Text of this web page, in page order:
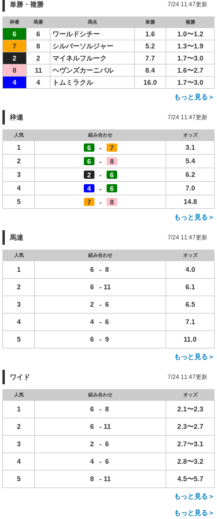
単勝・複勝 7/24 11:47更新
枠番 馬番 馬名 単勝 複勝
6 6 ワールドシチー 1.6
1.0〜1.2
7
8 シルバーソルジャー 5.2
1.3〜1.9
2
2 マイネルフルーク 7.7
1.7〜3.0
8
11 ヘヴンズカーニバル 8.4
1.6〜2.7
4
4 トムミラクル 16.0
1.7〜3.0
もっと見る＞
枠連 7/24 11:47更新
人気 組み合わせ オッズ
1 6 - 7
3.1
2
6 - 8
5.4
3
2 - 6
6.2
4
4 - 6
7.0
5
7 - 8
14.8
もっと見る＞
馬連 7/24 11:47更新
人気 組み合わせ オッズ
1 6 - 8 4.0
2 6 - 11 6.1
3 2 - 6 6.5
4 4 - 6 7.1
5 6 - 9 11.0
もっと見る＞
ワイド 7/24 11:47更新
人気 組み合わせ オッズ
1 6 - 8 2.1〜2.3
2 6 - 11 2.3〜2.7
3 2 - 6 2.7〜3.1
4 4 - 6 2.8〜3.2
5 8 - 11 4.5〜5.7
もっと見る＞
もっと見る＞